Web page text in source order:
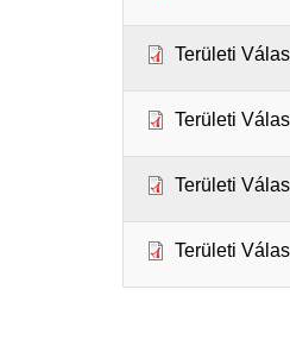
Területi
Területi
Területi
Területi